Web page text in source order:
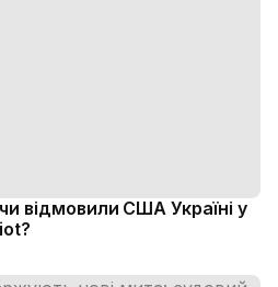
відмовили США Україні у